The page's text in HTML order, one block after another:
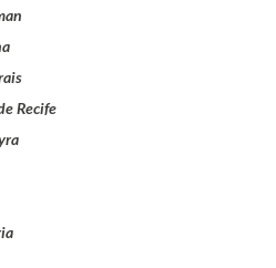
Recife